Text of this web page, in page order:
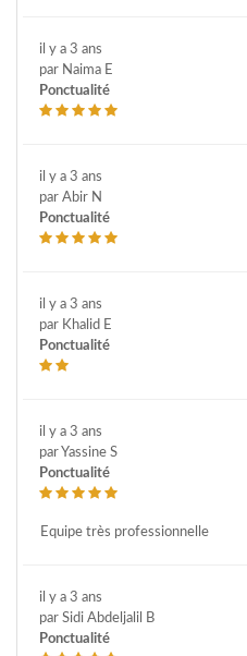
il y a 3 ans
par Naima E
Ponctualité
il y a 3 ans
par Abir N
Ponctualité
il y a 3 ans
par Khalid E
Ponctualité
il y a 3 ans
par Yassine S
Ponctualité
Equipe très professionnelle
il y a 3 ans
par Sidi Abdeljalil B
Ponctualité